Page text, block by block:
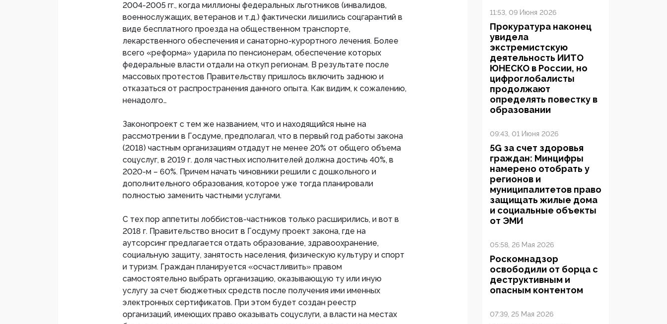
2004-2005 гг., когда миллионы федеральных льготников (инвалидов,
военнослужащих, ветеранов и т.д.) фактически лишились соцгарантий в
виде бесплатного проезда на общественном транспорте,
лекарственного обеспечения и санаторно-курортного лечения. Более
всего «реформа» ударила по пенсионерам, обеспечение которых
федеральные власти отдали на откуп регионам. В результате после
массовых протестов Правительству пришлось включить заднюю и
отказаться от распространения данного опыта. Как видим, к сожалению,
ненадолго…
Законопроект с тем же названием, что и находящийся ныне на
рассмотрении в Госдуме, предполагал, что в первый год работы закона
(2018) частным организациям отдадут не менее 20% от общего объема
соцуслуг, в 2019 г. доля частных исполнителей должна достичь 40%, в
2020-м – 60%. Причем начать чиновники решили с дошкольного и
дополнительного образования, которое уже тогда планировали
полностью заменить частными услугами.
С тех пор аппетиты лоббистов-частников только расширились, и вот в
2018 г. Правительство вносит в Госдуму проект закона, где на
аутсорсинг предлагается отдать образование, здравоохранение,
социальную защиту, занятость населения, физическую культуру и спорт
и туризм. Граждан планируется «осчастливить» правом
самостоятельно выбрать организацию, оказывающую ту или иную
услугу за счет бюджетных средств после получения ими именных
электронных сертификатов. При этом будет создан реестр
организаций, имеющих право оказывать соцуслуги, а власти на местах
11:53, 09 Июня 2026
Прокуратура наконец
увидела
экстремистскую
деятельность ИИТО
ЮНЕСКО в России, но
цифроглобалисты
продолжают
определять повестку в
образовании
09:43, 01 Июня 2026
5G за счет здоровья
граждан: Минцифры
намерено отобрать у
регионов и
муниципалитетов право
защищать жилые дома
и социальные объекты
от ЭМИ
05:58, 26 Мая 2026
Роскомнадзор
освободили от борца с
деструктивным и
опасным контентом
07:39, 25 Мая 2026